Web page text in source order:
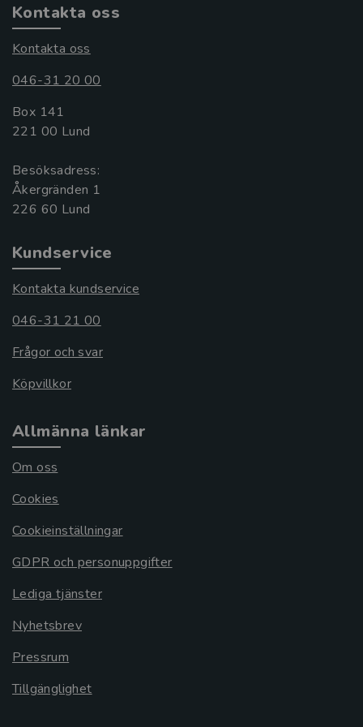
Kontakta oss
Kontakta oss
046-31 20 00
Box 141
221 00 Lund
Besöksadress:
Åkergränden 1
Kundservice
Kontakta kundservice
046-31 21 00
Frågor och svar
Köpvillkor
Allmänna länkar
Om oss
Cookies
Cookieinställningar
GDPR och personuppgifter
Lediga tjänster
Nyhetsbrev
Pressrum
Tillgänglighet